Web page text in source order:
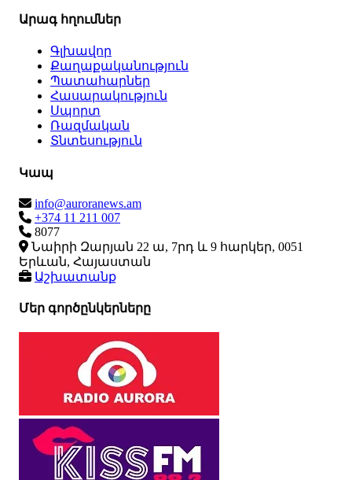
Արագ հղումներ
Գլխավոր
Քաղաքականություն
Պատահարներ
Հասարակություն
Սպորտ
Ռազմական
Տնտեսություն
Կապ
info@auroranews.am
+374 11 211 007
8077
Նաիրի Զարյան 22 ա, 7րդ և 9 հարկեր, 0051
Երևան, Հայաստան
Աշխատանք
Մեր գործընկերները